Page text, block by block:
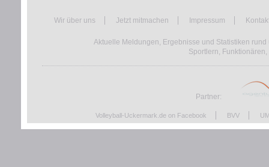
Wir über uns Jetzt mitmachen Impressum
Aktuelle Meldungen, Ergebnisse und Statistiken
Sportlern,
Partner:
Volleyball-Uckermark.de on Facebook BVV